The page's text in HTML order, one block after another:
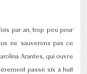
par an, trop peu pour
ne sauverons pas ce
Arantes, qui ouvre
passé six à huit